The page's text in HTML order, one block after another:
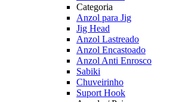
Categoria
Anzol para Jig
Jig Head
Anzol Lastreado
Anzol Encastoado
Anzol Anti Enrosco
Sabiki
Chuveirinho
Suport Hook